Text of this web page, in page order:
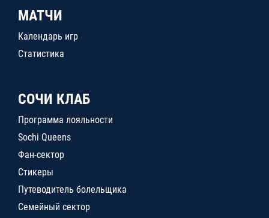
МАТЧИ
Календарь игр
Статистика
СОЧИ КЛАБ
Программа лояльности
Sochi Queens
Фан-сектор
Стикеры
Путеводитель болельщика
Семейный сектор